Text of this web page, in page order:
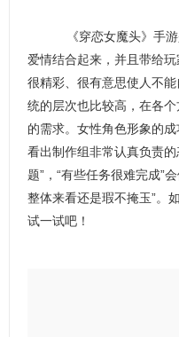
《穿恋女魔头》手游
爱情结合起来，并且带给
很精彩、很有意思使人不
统的层次也比较高，在各
的需求。女性角色形象的
看出制作组非常认真负责
题”，“有些任务很难完成”
整体来看还是瑕不掩玉”。
试一试吧！